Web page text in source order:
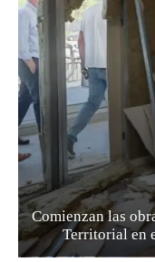
Comienzan las
Territorial en